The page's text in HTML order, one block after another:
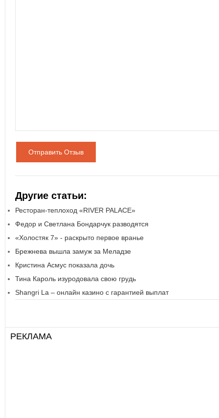
Отправить Отзыв
Другие статьи:
Ресторан-теплоход «RIVER PALACE»
Федор и Светлана Бондарчук разводятся
«Холостяк 7» - раскрыто первое вранье
Брежнева вышла замуж за Меладзе
Кристина Асмус показала дочь
Тина Кароль изуродовала свою грудь
Shangri La – онлайн казино с гарантией выплат
РЕКЛАМА